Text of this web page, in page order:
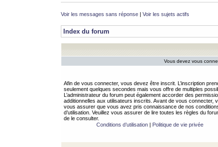
Voir les messages sans réponse | Voir les sujets actifs
Index du forum
Vous devez vous
Afin de vous connecter, vous devez être inscrit. L’inscription
seulement quelques secondes mais vous offre de multiples
L’administrateur du forum peut également accorder des
additionnelles aux utilisateurs inscrits. Avant de vous connecter,
vous assurer que vous avez pris connaissance de nos
d’utilisation. Veuillez vous assurer de lire toutes les règles du
de le consulter.
Conditions d’utilisation| Politique de vie privée